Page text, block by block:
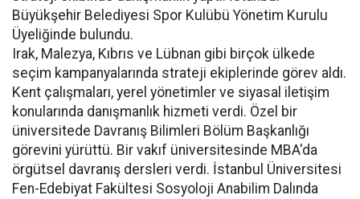
Büyükşehir Belediyesi Spor Kulübü Yönetim Kurulu
Üyeliğinde bulundu.
Irak, Malezya, Kıbrıs ve Lübnan gibi birçok ülkede
seçim kampanyalarında strateji ekiplerinde görev aldı.
Kent çalışmaları, yerel yönetimler ve siyasal iletişim
konularında danışmanlık hizmeti verdi. Özel bir
üniversitede Davranış Bilimleri Bölüm Başkanlığı
görevini yürüttü. Bir vakıf üniversitesinde MBA'da
örgütsel davranış dersleri verdi. İstanbul Üniversitesi
Fen-Edebiyat Fakültesi Sosyoloji Anabilim Dalında